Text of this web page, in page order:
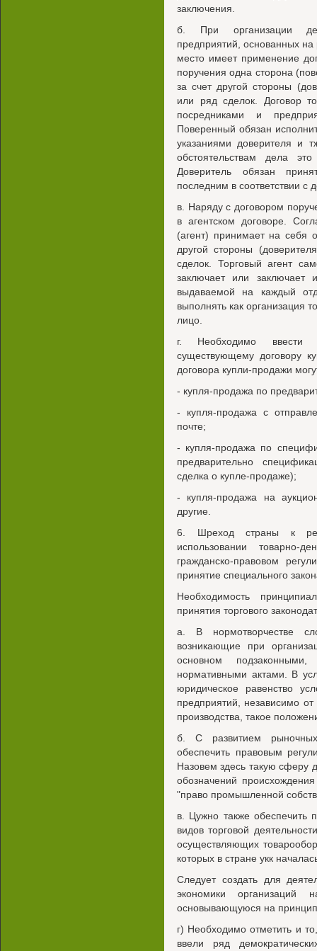
заключения.
б. При организации
предприятий, основанных
место имеет применение
поручения одна сторона
за счет другой стороны
или ряд сделок. Договор
посредниками и
Поверенный обязан
указаниями доверителя и
обстоятельствам дела
Доверитель обязан
последним в соответствии с
в. Наряду с договором
в агентском договоре.
(агент) принимает на себя
другой стороны
сделок. Торговый агент
заключает или заключает
выдаваемой на каждый
выполнять как организация
лицо.
г. Необходимо ввести
существующему договору
договора купли-продажи
- купля-продажа по
- купля-продажа с
почте;
- купля-продажа по
предварительно
сделка о купле-продаже);
- купля-продажа на
другие.
6. Шреход страны к
использовании
гражданско-правовом
принятие специального
Необходимость
принятия торгового
а. В нормотворчестве
возникающие при
основном
нормативными актами. В
юридическое равенство
предприятий, независимо от
производства, такое
б. С развитием рыночных
обеспечить правовым
Назовем здесь такую сферу
обозначений
"право промышленной
в. Цужно также обеспечить
видов торговой
осуществляющих
которых в стране укк
Следует создать для
экономики организаций
основывающуюся на
г) Необходимо отметить и
ввели ряд